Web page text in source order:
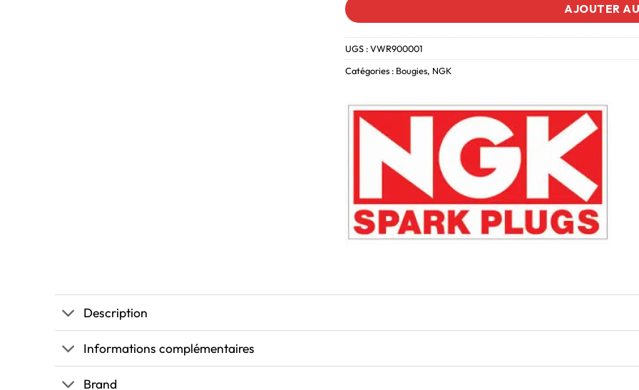
AJOUTER
UGS :VWR900001
Catégories : Bougies, NGK
Description
Informations complémentaires
Brand